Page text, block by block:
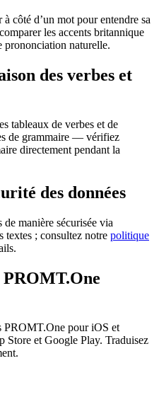
côté d’un mot pour entendre sa
les accents britannique
prononciation naturelle.
des verbes et
tableaux de verbes et de
de grammaire — vérifiez
directement pendant la
des données
de manière sécurisée via
; consultez notre politique
PROMT.One pour iOS et
Store et Google Play. Traduisez